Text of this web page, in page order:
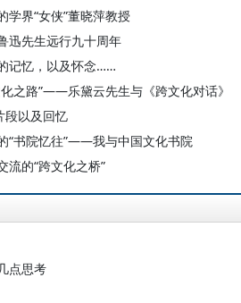
学界“女侠”董晓萍教授
先生远行九十周年
记忆，以及怀念……
之路”——乐黛云先生与《跨文化对话》
段以及回忆
“书院忆往”——我与中国文化书院
流的“跨文化之桥”
点思考